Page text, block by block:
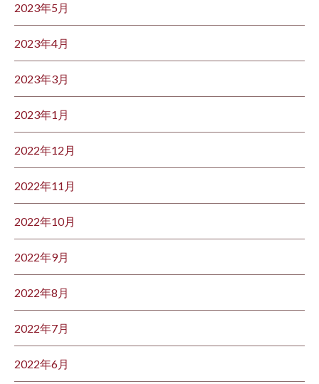
2023年5月
2023年4月
2023年3月
2023年1月
2022年12月
2022年11月
2022年10月
2022年9月
2022年8月
2022年7月
2022年6月